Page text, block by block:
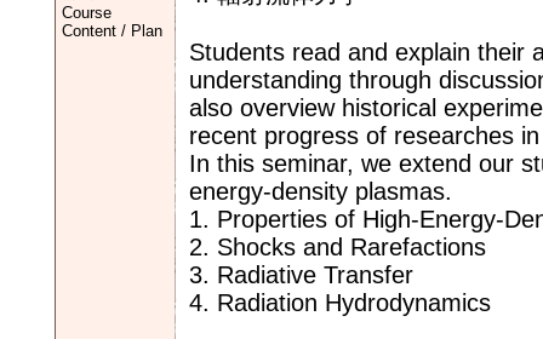
Course
Content / Plan
Students read and explain their
understanding through
also overview historical
recent progress of researches
In this seminar, we extend our
energy-density plasmas.
1. Properties of High-Energy-
2. Shocks and Rarefactions
3. Radiative Transfer
4. Radiation Hydrodynamics